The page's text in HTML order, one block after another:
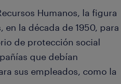
Humanos, la figura
la década de 1950, para
de protección social
que debían
sus empleados, como la